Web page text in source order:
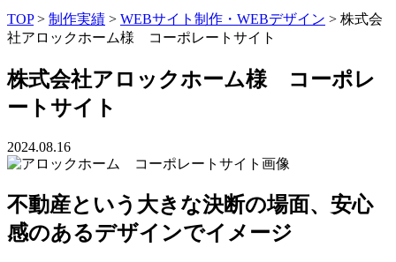
TOP> 制作実績 > WEBサイト制作・WEBデザイン > 株式会
社アロックホーム様 コーポレートサイト
株式会社アロックホーム様 コーポレ
ートサイト
2024.08.16
不動産という大きな決断の場面、安心
感のあるデザインでイメージ